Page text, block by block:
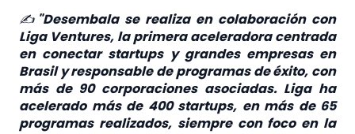
✍ "Desembala se realiza en colaboración con
Liga Ventures, la primera aceleradora centrada
en conectar startups y grandes empresas en
Brasil y responsable de programas de éxito, con
más de 90 corporaciones asociadas. Liga ha
acelerado más de 400 startups, en más de 65
programas realizados, siempre con foco en la